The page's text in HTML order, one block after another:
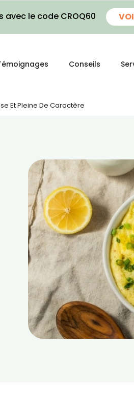
avec le code CROQ60
Conseils
Et Pleine De Caractère